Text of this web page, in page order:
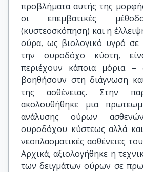
προβλήματα αυτής της
οι επεμβατικές
(κυστεοσκόπηση) και η
ούρα, ως βιολογικό υγρό
την ουροδόχο κύστη,
περιέχουν κάποια μόρια –
βοηθήσουν στη διάγνωση
της ασθένειας. Στην
ακολουθήθηκε μια
ανάλυσης ούρων
ουροδόχου κύστεως αλλά
νεοπλασματικές ασθένειες
Αρχικά, αξιολογήθηκε η
των δειγμάτων ούρων σε